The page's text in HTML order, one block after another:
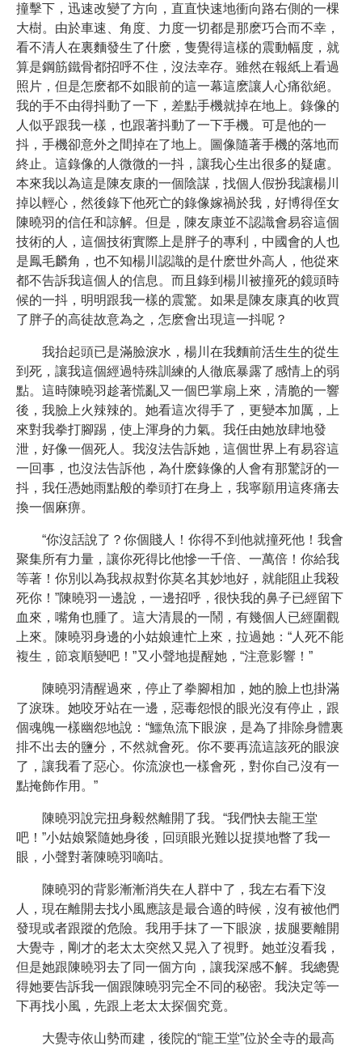
撞擊下，迅速改變了方向，直直快速地衝向路右側的一棵
大樹。由於車速、角度、力度一切都是那麽巧合而不幸，
看不清人在裏麵發生了什麽，隻覺得這樣的震動幅度，就
算是鋼筋鐵骨都招呼不住，沒法幸存。雖然在報紙上看過
照片，但是怎麽都不如眼前的這一幕這麽讓人心痛欲絕。
我的手不由得抖動了一下，差點手機就掉在地上。錄像的
人似乎跟我一樣，也跟著抖動了一下手機。可是他的一
抖，手機卻意外之間掉在了地上。圖像隨著手機的落地而
終止。這錄像的人微微的一抖，讓我心生出很多的疑慮。
本來我以為這是陳友康的一個陰謀，找個人假扮我讓楊川
掉以輕心，然後錄下他死亡的錄像嫁禍於我，好博得侄女
陳曉羽的信任和諒解。但是，陳友康並不認識會易容這個
技術的人，這個技術實際上是胖子的專利，中國會的人也
是鳳毛麟角，也不知楊川認識的是什麽世外高人，他從來
都不告訴我這個人的信息。而且錄到楊川被撞死的鏡頭時
候的一抖，明明跟我一樣的震驚。如果是陳友康真的收買
了胖子的高徒故意為之，怎麽會出現這一抖呢？
我抬起頭已是滿臉淚水，楊川在我麵前活生生的從生
到死，讓我這個經過特殊訓練的人徹底暴露了感情上的弱
點。這時陳曉羽趁著慌亂又一個巴掌扇上來，清脆的一響
後，我臉上火辣辣的。她看這次得手了，更變本加厲，上
來對我拳打腳踢，使上渾身的力氣。我任由她放肆地發
泄，好像一個死人。我沒法告訴她，這個世界上有易容這
一回事，也沒法告訴他，為什麽錄像的人會有那驚訝的一
抖，我任憑她雨點般的拳頭打在身上，我寧願用這疼痛去
換一個麻痹。
“你沒話說了？你個賤人！你得不到他就撞死他！我會
聚集所有力量，讓你死得比他慘一千倍、一萬倍！你給我
等著！你別以為我叔叔對你莫名其妙地好，就能阻止我殺
死你！”陳曉羽一邊說，一邊招呼，很快我的鼻子已經留下
血來，嘴角也腫了。這大清晨的一鬧，有幾個人已經圍觀
上來。陳曉羽身邊的小姑娘連忙上來，拉過她：“人死不能
複生，節哀順變吧！”又小聲地提醒她，“注意影響！”
陳曉羽清醒過來，停止了拳腳相加，她的臉上也掛滿
了淚珠。她咬牙站在一邊，惡毒怨恨的眼光沒有停止，跟
個魂魄一樣幽怨地說：“鱷魚流下眼淚，是為了排除身體裏
排不出去的鹽分，不然就會死。你不要再流這該死的眼淚
了，讓我看了惡心。你流淚也一樣會死，對你自己沒有一
點掩飾作用。”
陳曉羽說完扭身毅然離開了我。“我們快去龍王堂
吧！”小姑娘緊隨她身後，回頭眼光難以捉摸地瞥了我一
眼，小聲對著陳曉羽嘀咕。
陳曉羽的背影漸漸消失在人群中了，我左右看下沒
人，現在離開去找小風應該是最合適的時候，沒有被他們
發現或者跟蹤的危險。我用手抹了一下眼淚，拔腿要離開
大覺寺，剛才的老太太突然又晃入了視野。她並沒看我，
但是她跟陳曉羽去了同一個方向，讓我深感不解。我總覺
得她要告訴我一個跟陳曉羽完全不同的秘密。我決定等一
下再找小風，先跟上老太太探個究竟。
大覺寺依山勢而建，後院的“龍王堂”位於全寺的最高